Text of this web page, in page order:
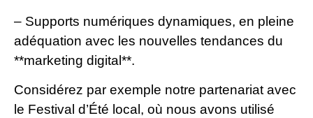
– Supports numériques dynamiques, en pleine
adéquation avec les nouvelles tendances du
**marketing digital**.
Considérez par exemple notre partenariat avec
le Festival d’Été local, où nous avons utilisé